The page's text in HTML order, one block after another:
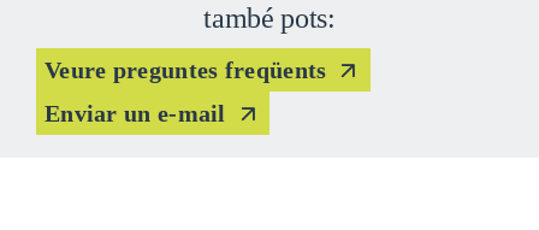
també pots:
Veure preguntes freqüents
Enviar un e-mail